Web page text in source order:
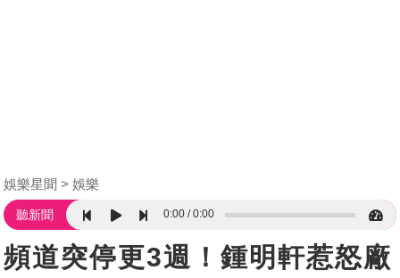
娛樂星聞 娛樂
聽新聞 0:00 0:00
頻道突停更3週！鍾明軒惹怒廠